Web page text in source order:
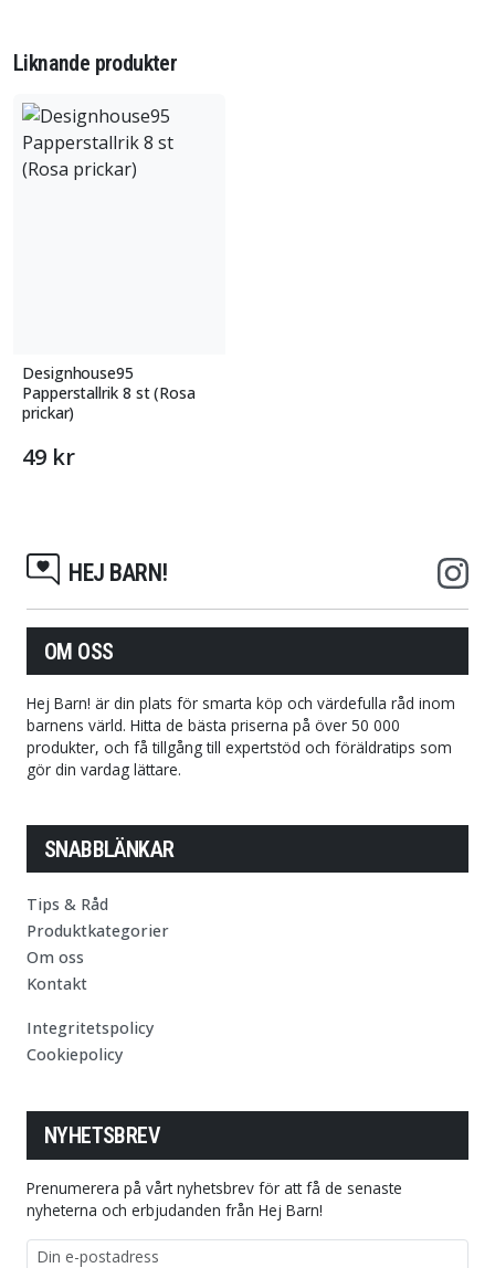
Liknande produkter
Designhouse95
Papperstallrik 8 st (Rosa
prickar)
49 kr
HEJ BARN!
OM OSS
Hej Barn! är din plats för smarta köp och värdefulla råd inom
barnens värld. Hitta de bästa priserna på över 50 000
produkter, och få tillgång till expertstöd och föräldratips som
gör din vardag lättare.
SNABBLÄNKAR
Tips & Råd
Produktkategorier
Om oss
Kontakt
Integritetspolicy
Cookiepolicy
NYHETSBREV
Prenumerera på vårt nyhetsbrev för att få de senaste
nyheterna och erbjudanden från Hej Barn!
E-postadress